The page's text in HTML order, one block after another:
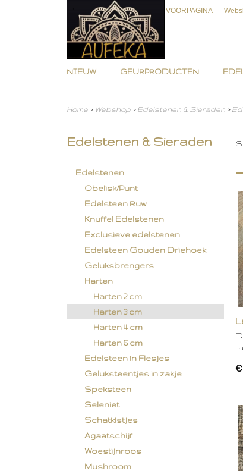
VOORPAGINA
NIEUW GEURPRODUCTEN
Home > Webshop > Edelstenen & Sieraden >
Edelstenen & Sieraden
Edelstenen
Obelisk/Punt
Edelsteen Ruw
Knuffel Edelstenen
Exclusieve edelstenen
Edelsteen Gouden Driehoek
Geluksbrengers
Harten
Harten 2 cm
Harten 3 cm
Harten 4 cm
Harten 6 cm
Edelsteen in Flesjes
Geluksteentjes in zakje
Speksteen
Seleniet
Schatkistjes
Agaatschijf
Woestijnroos
Mushroom